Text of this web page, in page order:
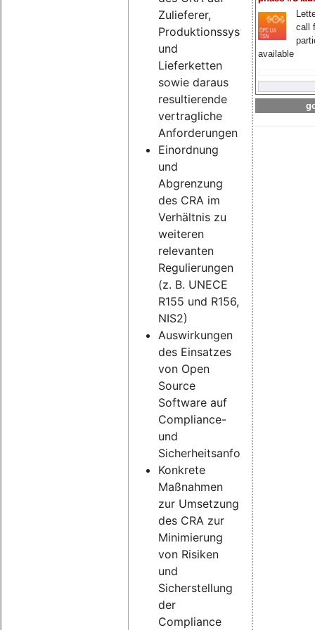
call
available
Zulieferer,
Produktionssysteme
und
Lieferketten
sowie daraus
resultierende
vertragliche
Anforderungen
Einordnung
und
Abgrenzung
des CRA im
Verhältnis zu
weiteren
relevanten
Regulierungen
(z. B. UNECE
R155 und R156,
NIS2)
Auswirkungen
des Einsatzes
von Open
Source
Software auf
Compliance-
und
Sicherheitsanforderungen
Konkrete
Maßnahmen
zur Umsetzung
des CRA zur
Minimierung
von Risiken
und
Sicherstellung
der
Compliance